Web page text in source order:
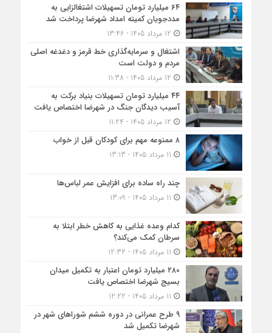
۶۴ میلیارد تومان تسهیلات اشتغالزایی به
مددجویان کمیته امداد شهرضا پرداخت شد
اشتغال و سرمایه‌گذاری خط قرمز و دغدغه اصلی
مردم و دولت است
۴۴ میلیارد تومان تسهیلات بنیاد برکت به
آسیب دیدگان جنگ در شهرضا اختصاص یافت
۸ ممنوعه مهم برای کودکان قبل از خواب
چند راه ساده برای افزایش عمر لباس‌ها
کدام وعده غذایی به کاهش خطر ابتلا به
سرطان کمک می‌کند؟
۲۸۰ میلیارد تومان اعتبار به تکمیل میدان
بسیج شهرضا اختصاص یافت
۹ طرح عمرانی در دوره ششم شوراهای شهر در
شهرضا تکمیل شد